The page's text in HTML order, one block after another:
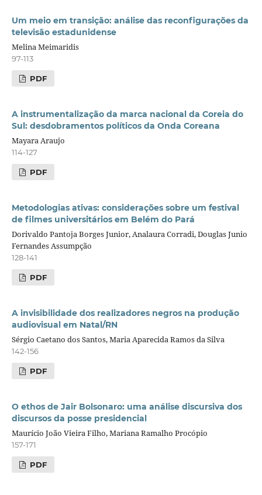
Um meio em transição: análise das reconfigurações da
televisão estadunidense
Melina Meimaridis
97-113
PDF
A instrumentalização da marca nacional da Coreia do
Sul: desdobramentos políticos da Onda Coreana
Mayara Araujo
114-127
PDF
Metodologias ativas: considerações sobre um festival
de filmes universitários em Belém do Pará
Dorivaldo Pantoja Borges Junior, Analaura Corradi, Douglas Junio
Fernandes Assumpção
128-141
PDF
A invisibilidade dos realizadores negros na produção
audiovisual em Natal/RN
Sérgio Caetano dos Santos, Maria Aparecida Ramos da Silva
142-156
PDF
O ethos de Jair Bolsonaro: uma análise discursiva dos
discursos da posse presidencial
Maurício João Vieira Filho, Mariana Ramalho Procópio
157-171
PDF